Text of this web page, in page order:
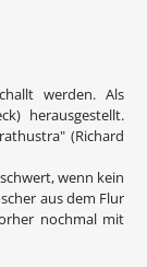
werden. Als
herausgestellt.
(Richard
wenn kein
aus dem Flur
nochmal mit